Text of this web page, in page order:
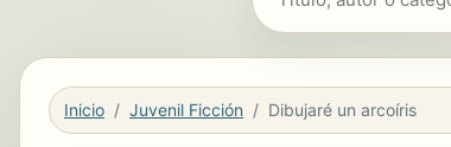
Inicio Juvenil Ficción Dibujaré un arcoíris